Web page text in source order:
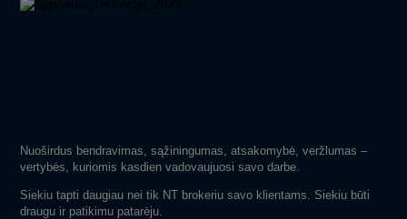
Nuoširdus bendravimas, sąžiningumas, atsakomybė, veržlumas –
vertybės, kuriomis kasdien vadovaujuosi savo darbe.
Siekiu tapti daugiau nei tik NT brokeriu savo klientams. Siekiu būti
draugu ir patikimu patarėju.